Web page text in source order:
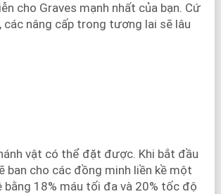
cho Graves mạnh nhất của bạn. Cứ
các nâng cấp trong tương lai sẽ lâu
vật có thể đặt được. Khi bắt đầu
ban cho các đồng minh liền kề một
bằng 18% máu tối đa và 20% tốc độ